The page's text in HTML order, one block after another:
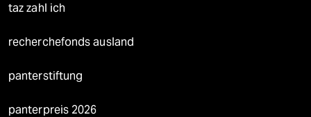
taz zahl ich
recherchefonds ausland
panterstiftung
panterpreis 2026